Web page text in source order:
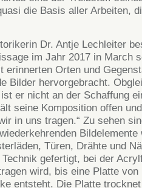
die Basis aller Arbeiten,
Dr. Antje Lechleiter
im Jahr 2017 in March
erinnerten Orten und
Bilder hervorgebracht.
er nicht an der Schaffung
seine Komposition offen
in uns tragen.“ Zu sehen
Bildelemente
Türen, Drähte und
gefertigt, bei der
wird, bis eine Platte von
entsteht. Die Platte trocknet